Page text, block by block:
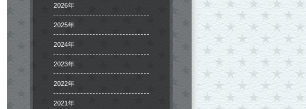
2026年
2025年
2024年
2023年
2022年
2021年